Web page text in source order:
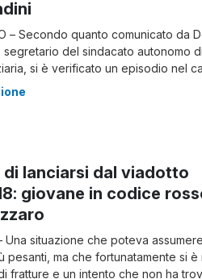
– Secondo quanto comunicato da
segretario del sindacato autonomo
si è verificato un episodio nel
Malaspina di Palermo, in cui un
di lanciarsi dal viadotto
giovane in codice
– Una situazione che poteva
pesanti, ma che fortunatamente si è
fratture e un intento che non ha